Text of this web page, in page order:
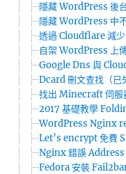
隱藏 WordPress 後
隱藏 WordPress 中
透過 Cloudflare 減
自架 WordPress 上
Google Dns 與
Dcard 刪文查找（已
找出 Minecraft 伺服
2017 基礎教學
WordPress Nginx
Let’s encrypt 免費
Nginx 錯誤
Fedora 安裝